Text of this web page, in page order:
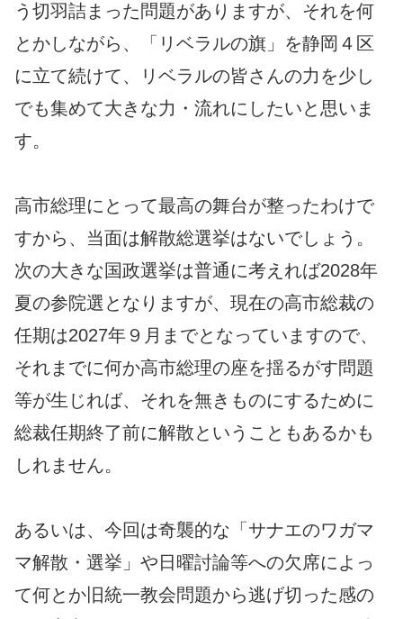
う切羽詰まった問題がありますが、それを何
とかしながら、「リベラルの旗」を静岡４区
に立て続けて、リベラルの皆さんの力を少し
でも集めて大きな力・流れにしたいと思いま
す。
高市総理にとって最高の舞台が整ったわけで
すから、当面は解散総選挙はないでしょう。
次の大きな国政選挙は普通に考えれば2028年
夏の参院選となりますが、現在の高市総裁の
任期は2027年９月までとなっていますので、
それまでに何か高市総理の座を揺るがす問題
等が生じれば、それを無きものにするために
総裁任期終了前に解散ということもあるかも
しれません。
あるいは、今回は奇襲的な「サナエのワガマ
マ解散・選挙」や日曜討論等への欠席によっ
て何とか旧統一教会問題から逃げ切った感の